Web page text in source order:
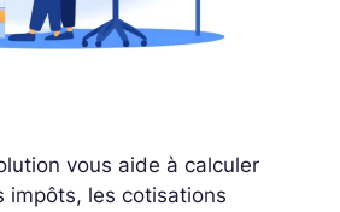
vous aide à calculer
impôts, les cotisations